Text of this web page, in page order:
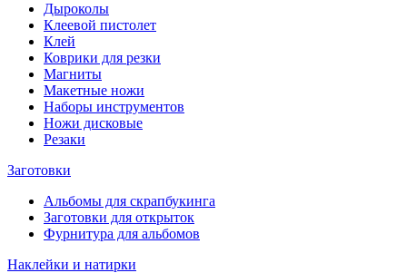
Дыроколы
Клеевой пистолет
Клей
Коврики для резки
Магниты
Макетные ножи
Наборы инструментов
Ножи дисковые
Резаки
Заготовки
Альбомы для скрапбукинга
Заготовки для открыток
Фурнитура для альбомов
Наклейки и натирки